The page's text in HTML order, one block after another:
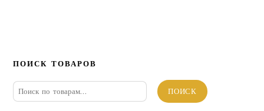
ПОИСК ТОВАРОВ
Искать:
ПОИСК